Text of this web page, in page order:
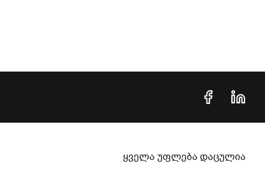
ყველა უფლება დაცულია